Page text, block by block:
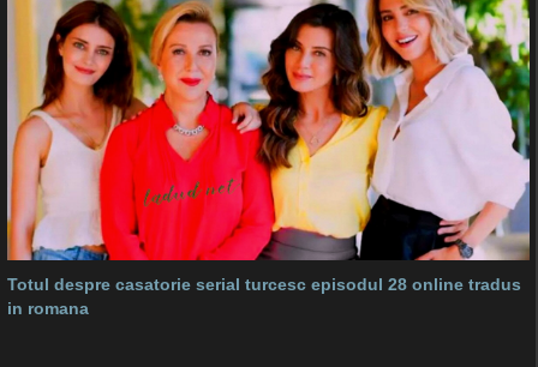
Totul despre casatorie serial turcesc episodul 28 online tradus
in romana